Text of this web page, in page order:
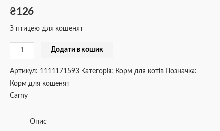
₴126
З птицею для кошенят
кількість
Додати в кошик
Артикул: 1111171593 Категорія: Корм для котів
Позначка:
Корм для кошенят
Carny
Опис